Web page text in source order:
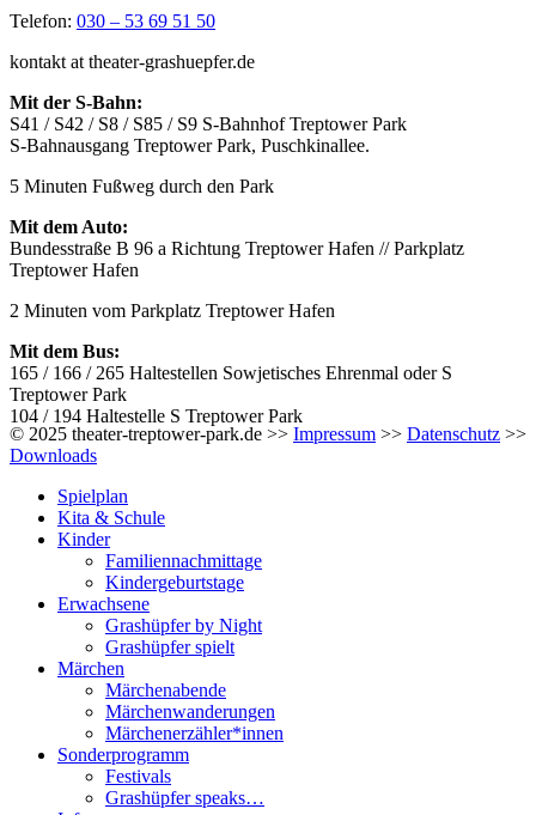
Telefon: 030 – 53 69 51 50
kontakt at theater-grashuepfer.de
Mit der S-Bahn:
S41 / S42 / S8 / S85 / S9 S-Bahnhof Treptower Park
S-Bahnausgang Treptower Park, Puschkinallee.
5 Minuten Fußweg durch den Park
Mit dem Auto:
Bundesstraße B 96 a Richtung Treptower Hafen // Parkplatz
Treptower Hafen
2 Minuten vom Parkplatz Treptower Hafen
Mit dem Bus:
165 / 166 / 265 Haltestellen Sowjetisches Ehrenmal oder S
Treptower Park
104 / 194 Haltestelle S Treptower Park
© 2025 theater-treptower-park.de >> Impressum >> Datenschutz >>
Downloads
Spielplan
Kita & Schule
Kinder
Familiennachmittage
Kindergeburtstage
Erwachsene
Grashüpfer by Night
Grashüpfer spielt
Märchen
Märchenabende
Märchenwanderungen
Märchenerzähler*innen
Sonderprogramm
Festivals
Grashüpfer speaks…